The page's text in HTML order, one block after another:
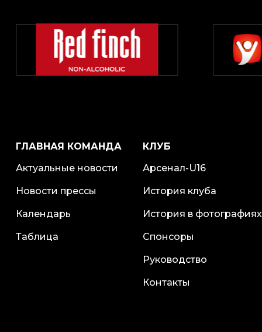
ГЛАВНАЯ КОМАНДА
Актуальные новости
Новости прессы
Календарь
Таблица
КЛУБ
Арсенал-U16
История клуба
История в фотографиях
Спонсоры
Руководство
Контакты